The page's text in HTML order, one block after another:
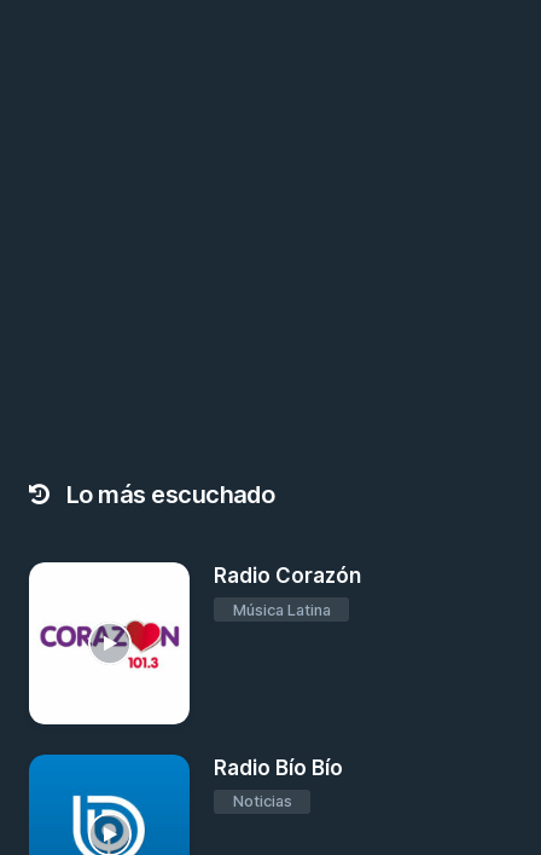
Lo más escuchado
Radio Corazón
Música Latina
Radio Bío Bío
Noticias